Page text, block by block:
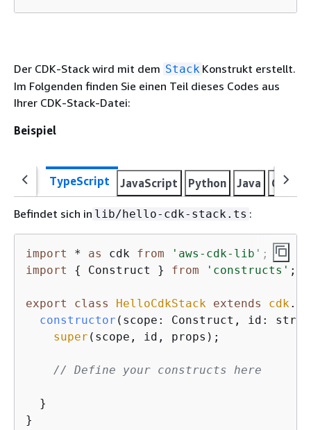
Der CDK-Stack wird mit dem Stack Konstrukt erstellt.
Im Folgenden finden Sie einen Teil dieses Codes aus
Ihrer CDK-Stack-Datei:
Beispiel
TypeScript JavaScript Python Java C#
Befindet sich in lib/hello-cdk-stack.ts :
import * as cdk from 'aws-cdk-lib'
import
{ Construct } from 'constructs' ;
export class HelloCdkStack extends cdk .
constructor ( scope: Construct, id:
super (scope, id, props);
// Define your constructs here
  }
}